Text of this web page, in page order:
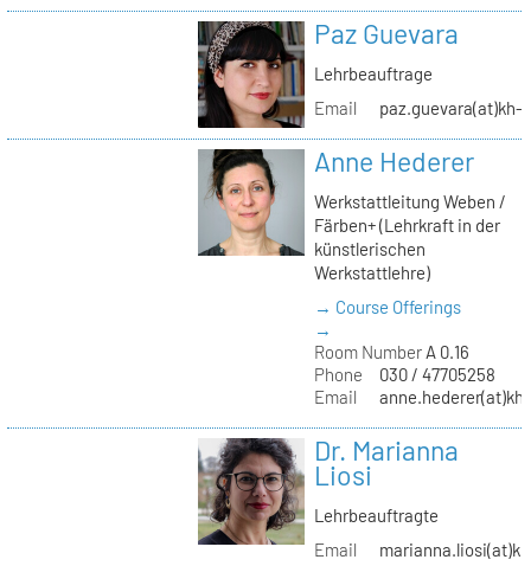
Paz Guevara
Lehrbeauftrage
Email
paz.guevara(at)kh-
Anne Hederer
Werkstattleitung Weben /
Färben+ (Lehrkraft in der
künstlerischen
Werkstattlehre)
→ Course Offerings
→
Room NumberA 0.16
Phone
030 / 47705258
Email
Dr. Marianna
Liosi
Lehrbeauftragte
Email